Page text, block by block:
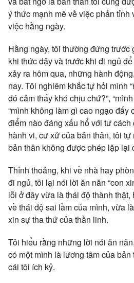
ý thức mạnh mẽ về việc phản tỉnh
việc hằng ngày.
Hằng ngày, tôi thường đứng
khi thức dậy và trước khi đi ngủ
xảy ra hôm qua, những hành
nay. Tôi nghiêm khắc tự hỏi mình
đó cảm thấy khó chịu chứ?”,
“mình không làm gì cao ngạo đấy
điểm nào đáng xấu hổ với tư
hành vi, cư xử của bản thân, tôi
bản thân không được phép lặp lại
Thỉnh thoảng, khi về nhà hay
đi ngủ, tôi lại nói lời ăn năn “con
lỗi ở đây vừa là thái độ thành
về thái độ sai lầm của mình, vừa
xin sự tha thứ của thần linh.
Tôi hiểu rằng những lời nói ăn
có một mình là lương tâm của
cái tôi ích kỷ.